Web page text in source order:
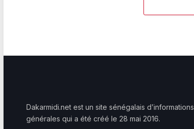
Dakarmidi.net est un site sénégalais d’informations
générales qui a été créé le 28 mai 2016.